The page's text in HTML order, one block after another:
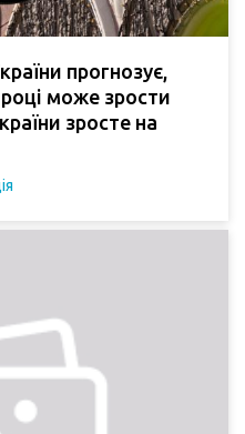
прогнозує,
може зрости
зросте на